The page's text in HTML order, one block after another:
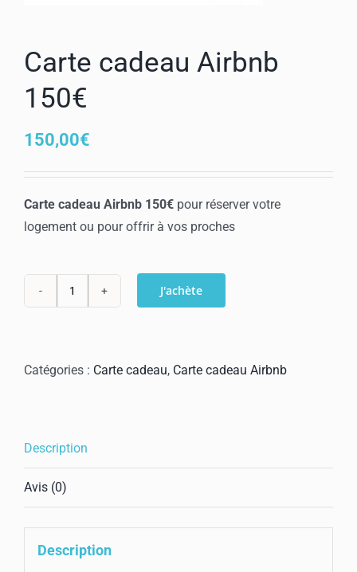
Carte cadeau Airbnb
150€
150,00€
Carte cadeau Airbnb 150€ pour réserver votre
logement ou pour offrir à vos proches
cadeau
J'achète
Catégories : Carte cadeau, Carte cadeau Airbnb
Description
Avis (0)
Description